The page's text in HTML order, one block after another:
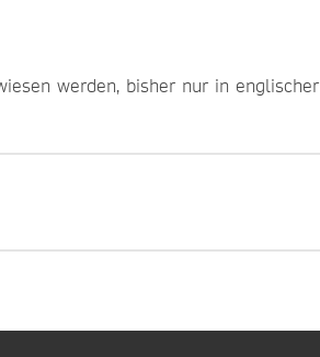
werden, bisher nur in englischer